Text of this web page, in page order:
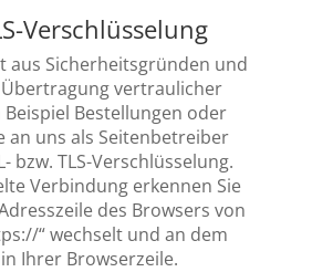
Verschlüsselung
aus Sicherheitsgründen und
vertraulicher
Bestellungen oder
an uns als Seitenbetreiber
bzw. TLS-Verschlüsselung.
Verbindung erkennen Sie
des Browsers von
“ wechselt und an dem
Ihrer Browserzeile.